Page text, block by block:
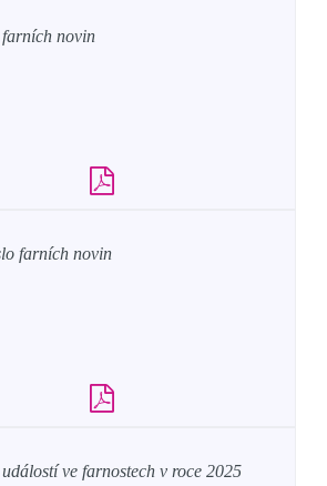
farních novin
farních novin
ve farnostech v roce 2025